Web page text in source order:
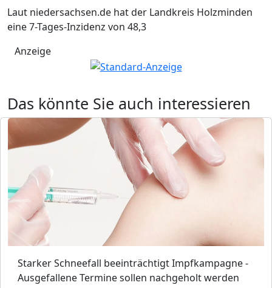
Laut niedersachsen.de hat der Landkreis Holzminden
eine 7-Tages-Inzidenz von 48,3
Anzeige
Das könnte Sie auch interessieren
Starker Schneefall beeinträchtigt Impfkampagne -
Ausgefallene Termine sollen nachgeholt werden